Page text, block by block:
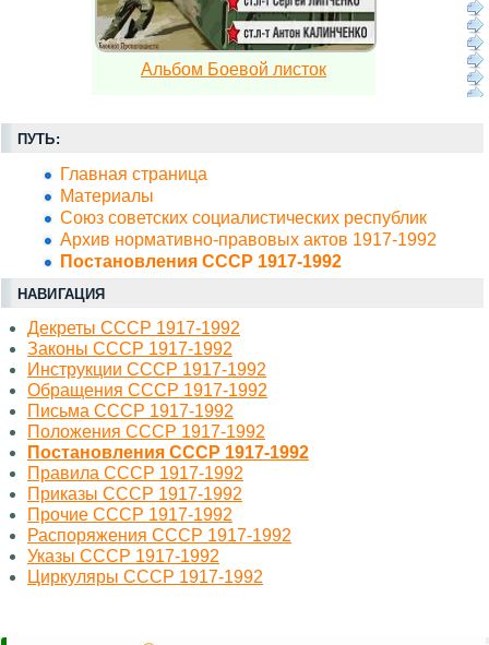
Альбом Боевой листок
ПУТЬ:
Главная страница
Материалы
Союз советских социалистических республик
Архив нормативно-правовых актов 1917-1992
Постановления СССР 1917-1992
НАВИГАЦИЯ
Декреты СССР 1917-1992
Законы СССР 1917-1992
Инструкции СССР 1917-1992
Обращения СССР 1917-1992
Письма СССР 1917-1992
Положения СССР 1917-1992
Постановления СССР 1917-1992
Правила СССР 1917-1992
Приказы СССР 1917-1992
Прочие СССР 1917-1992
Распоряжения СССР 1917-1992
Указы СССР 1917-1992
Циркуляры СССР 1917-1992